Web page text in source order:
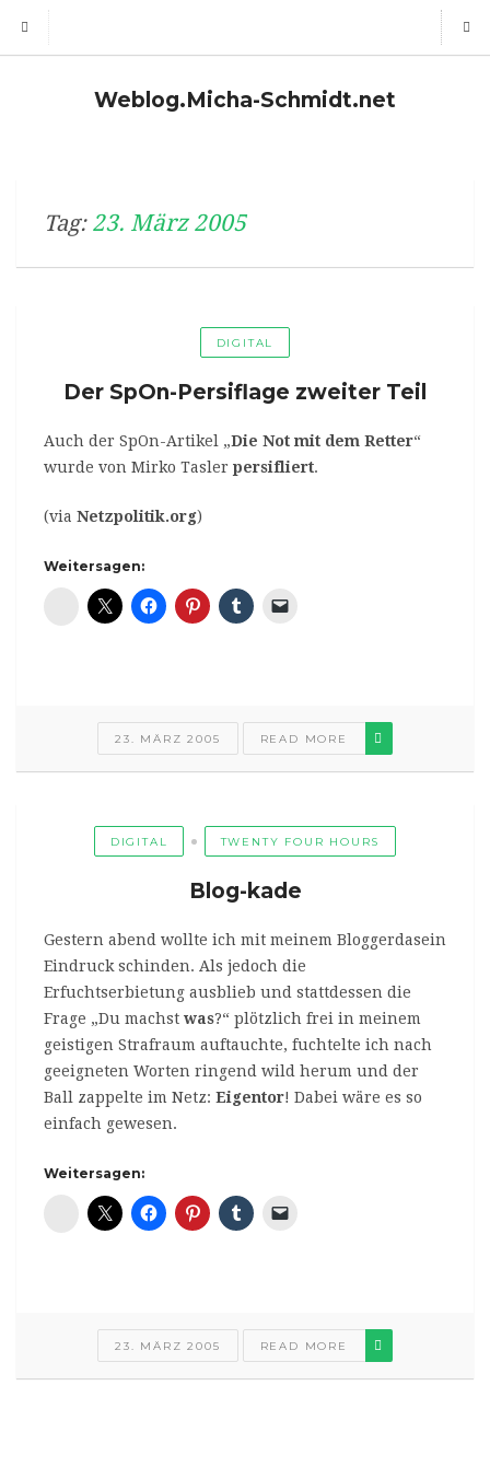
Weblog.Micha-Schmidt.net
Tag: 23. März 2005
DIGITAL
Der SpOn-Persiflage zweiter Teil
Auch der SpOn-Artikel „Die Not mit dem Retter“
wurde von Mirko Tasler persifliert.
(via Netzpolitik.org)
Weitersagen:
Diaspora*
23. MÄRZ 2005 READ MORE
DIGITAL TWENTY FOUR HOURS
Blog-kade
Gestern abend wollte ich mit meinem Bloggerdasein
Eindruck schinden. Als jedoch die
Erfuchtserbietung ausblieb und stattdessen die
Frage „Du machst was?“ plötzlich frei in meinem
geistigen Strafraum auftauchte, fuchtelte ich nach
geeigneten Worten ringend wild herum und der
Ball zappelte im Netz: Eigentor! Dabei wäre es so
einfach gewesen.
Weitersagen:
Diaspora*
23. MÄRZ 2005 READ MORE